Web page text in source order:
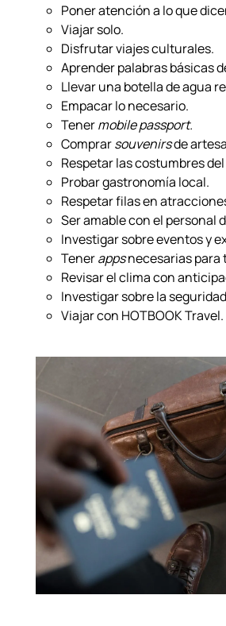
Poner atención a lo que
Viajar solo.
Disfrutar viajes culturales.
Aprender palabras básicas
Llevar una botella de agua
Empacar lo necesario.
Tenermobile passport.
Comprarsouvenirsde
Respetar las costumbres
Probar gastronomía local.
Respetar filas en
Ser amable con el personal
Investigar sobre eventos y
Tenerappsnecesarias para
Revisar el clima con
Investigar sobre la
Viajar con HOTBOOK Travel.